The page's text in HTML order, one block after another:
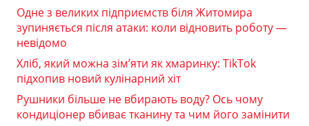
Одне з великих підприємств біля Житомира
зупиняється після атаки: коли відновить роботу —
невідомо
Хліб, який можна зім’яти як хмаринку: TikTok
підхопив новий кулінарний хіт
Рушники більше не вбирають воду? Ось чому
кондиціонер вбиває тканину та чим його замінити